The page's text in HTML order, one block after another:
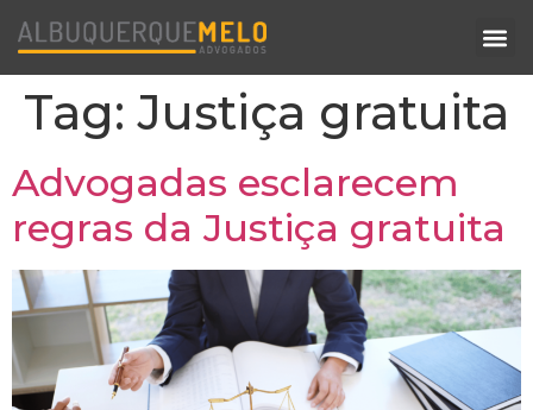
Tag:Justiça gratuita
Advogadas esclarecem
regras da Justiça gratuita